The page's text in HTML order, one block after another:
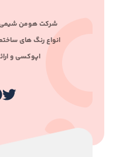
ﺷﺮﮐﺖ ﻫﻮﻣﻦ ﺷﯿﻤﯽ
اﻧﻮاع رﻧﮓ ﻫﺎی
اﭘﻮﮐﺴﯽ و